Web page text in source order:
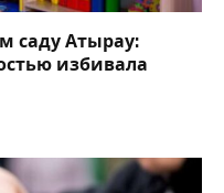
саду Атырау:
избивала